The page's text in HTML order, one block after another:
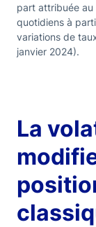
part attribuée
quotidiens à
variations de
janvier 2024).
La